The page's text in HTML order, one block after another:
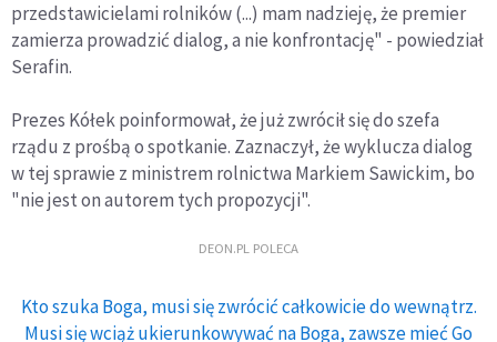
przedstawicielami rolników (...) mam nadzieję, że premier
zamierza prowadzić dialog, a nie konfrontację" - powiedział
Serafin.
Prezes Kółek poinformował, że już zwrócił się do szefa
rządu z prośbą o spotkanie. Zaznaczył, że wyklucza dialog
w tej sprawie z ministrem rolnictwa Markiem Sawickim, bo
"nie jest on autorem tych propozycji".
DEON.PL POLECA
Kto szuka Boga, musi się zwrócić całkowicie do wewnątrz.
Musi się wciąż ukierunkowywać na Boga, zawsze mieć Go